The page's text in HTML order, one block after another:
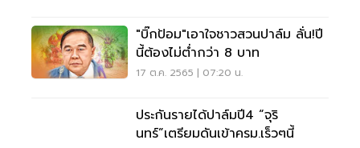
"บิ๊กป้อม"เอาใจชาวสวนปาล์ม ลั่น!ปี
นี้ต้องไม่ต่ำกว่า 8 บาท
17 ต.ค. 2565 | 07:20 น.
ประกันรายได้ปาล์มปี4 “จุริ
นทร์”เตรียมดันเข้าครม.เร็วๆนี้